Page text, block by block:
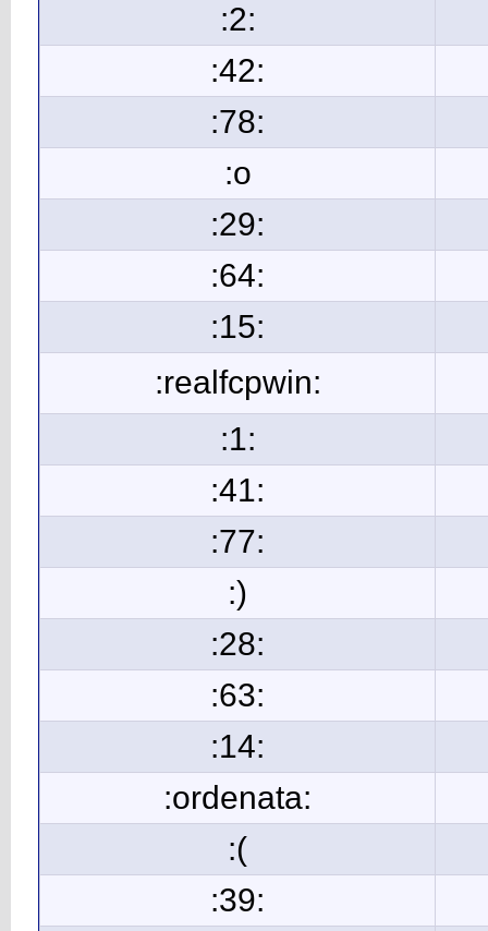
:2:
:42:
:78:
:o
:29:
:64:
:15:
:realfcpwin:
:1:
:41:
:77:
:)
:28:
:63:
:14:
:ordenata:
:(
:39: